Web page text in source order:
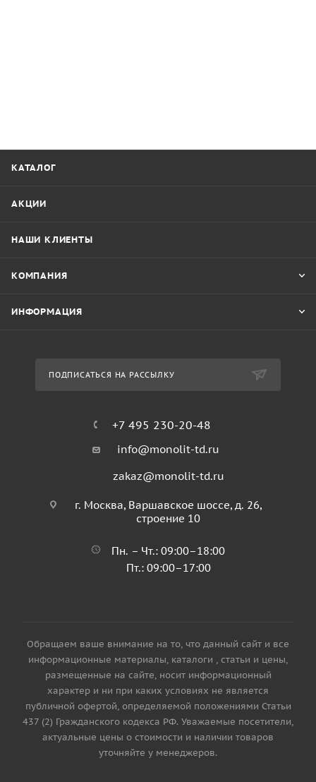
КАТАЛОГ
АКЦИИ
НАШИ КЛИЕНТЫ
КОМПАНИЯ
ИНФОРМАЦИЯ
ПОДПИСАТЬСЯ НА РАССЫЛКУ
+7 495 230-20-48
info@monolit-td.ru
zakaz@monolit-td.ru
г. Москва, Варшавское шоссе, д. 26,
строение 10
Пн. – Чт.: 09:00–18:00
Пт.: 09:00–17:00
Обращаем ваше внимание на то, что данный сайт и все
информационные материалы, каталоги , статьи и цены,
размещенные на сайте, носит информационный
характер и ни при каких условиях не является
публичной офертой, определяемой положениями Статьи
437 (2) Гражданского кодекса РФ. Уважаемые посетители,
актуальные цены о стоимости и наличии товаров
уточняйте у менеджеров.